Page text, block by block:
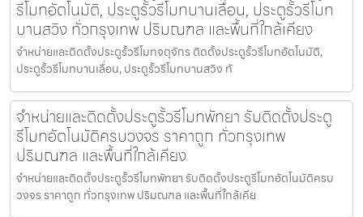
รีโมทอัตโนมัติ, ประตูรั้วรีโมทบานเลื่อน, ประตูรั้วรีโมท
บานสวิง ทั่วกรุงเทพ ปริมณฑล และพื้นที่ใกล้เคียง
จำหน่ายและติดตั้งประตูรั้วรีโมทจตุจักร ติดตั้งประตูรั้วรีโมทอัตโนมัติ,
ประตูรั้วรีโมทบานเลื่อน, ประตูรั้วรีโมทบานสวิง ทั
จำหน่ายและติดตั้งประตูรั้วรีโมทพัทยา รับติดตั้งประตู
รีโมทอัตโนมัติครบวงจร ราคาถูก ทั่วกรุงเทพ
ปริมณฑล และพื้นที่ใกล้เคียง
จำหน่ายและติดตั้งประตูรั้วรีโมทพัทยา รับติดตั้งประตูรีโมทอัตโนมัติครบ
วงจร ราคาถูก ทั่วกรุงเทพ ปริมณฑล และพื้นที่ใกล้เคีย